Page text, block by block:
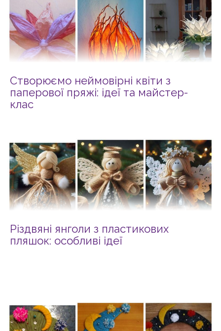
Створюємо неймовірні квіти з
паперової пряжі: ідеї та майстер-
клас
Різдвяні янголи з пластикових
пляшок: особливі ідеї